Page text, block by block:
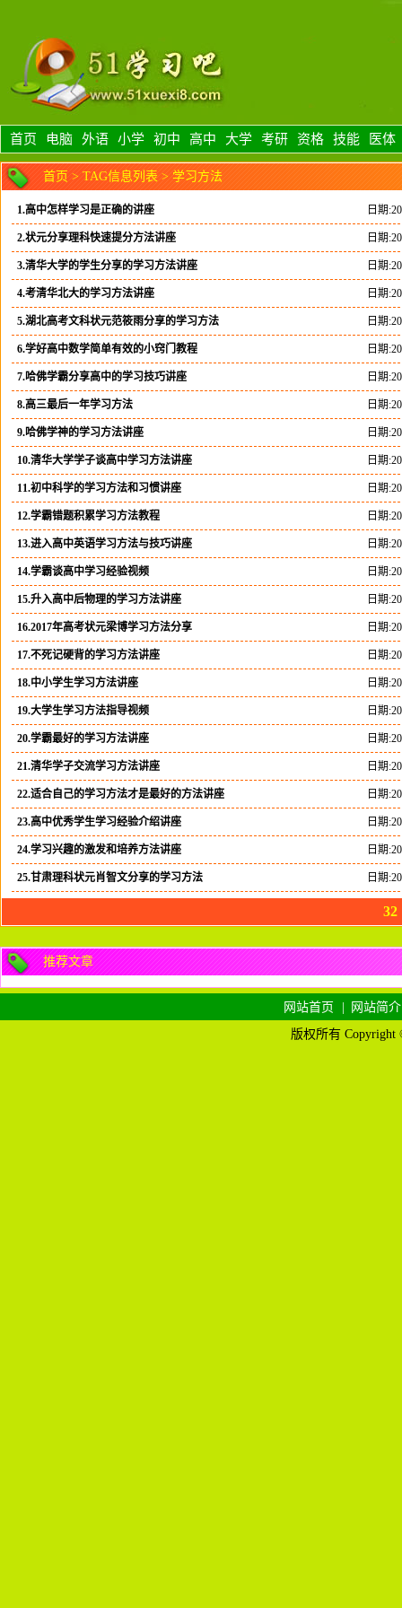
首页 电脑 外语 小学 初中 高中 大学 考研 资格 技能 医体
首页 > TAG信息列表 > 学习方法
1.高中怎样学习是正确的讲座 日期
2.状元分享理科快速提分方法讲座 日期
3.清华大学的学生分享的学习方法讲座 日期
4.考清华北大的学习方法讲座 日期
5.湖北高考文科状元范筱雨分享的学习方法 日期
6.学好高中数学简单有效的小窍门教程 日期
7.哈佛学霸分享高中的学习技巧讲座 日期
8.高三最后一年学习方法 日期
9.哈佛学神的学习方法讲座 日期
10.清华大学学子谈高中学习方法讲座 日期
11.初中科学的学习方法和习惯讲座 日期
12.学霸错题积累学习方法教程 日期
13.进入高中英语学习方法与技巧讲座 日期
14.学霸谈高中学习经验视频 日期
15.升入高中后物理的学习方法讲座 日期
16.2017年高考状元梁博学习方法分享 日期
17.不死记硬背的学习方法讲座 日期
18.中小学生学习方法讲座 日期
19.大学生学习方法指导视频 日期
20.学霸最好的学习方法讲座 日期
21.清华学子交流学习方法讲座 日期
22.适合自己的学习方法才是最好的方法讲座 日期
23.高中优秀学生学习经验介绍讲座 日期
24.学习兴趣的激发和培养方法讲座 日期
25.甘肃理科状元肖智文分享的学习方法 日期
32
推荐文章
网站首页
网站简介
版权所有 Copyright